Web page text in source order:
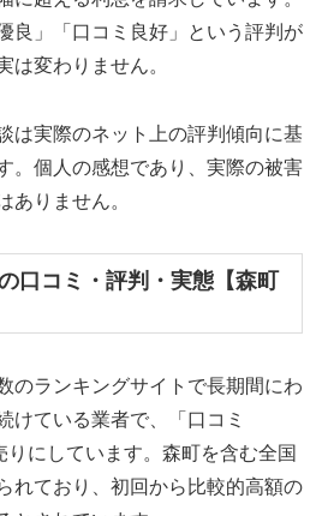
良」「口コミ良好」という評判が
は変わりません。
は実際のネット上の評判傾向に基
。個人の感想であり、実際の被害
ありません。
口コミ・評判・実態【森町
のランキングサイトで長期間にわ
けている業者で、「口コミ
りにしています。森町を含む全国
れており、初回から比較的高額の